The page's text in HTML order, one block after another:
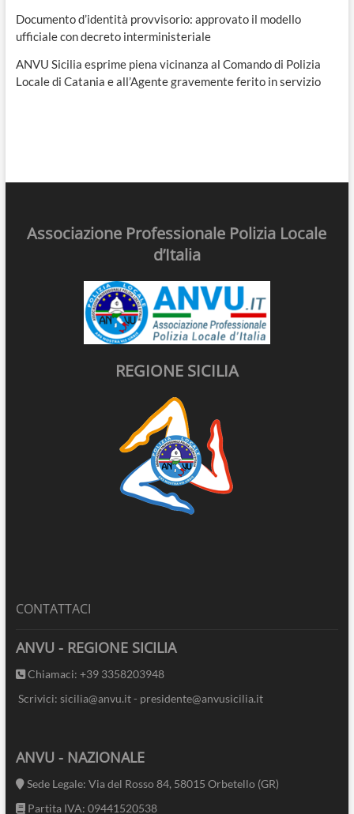
Documento d’identità provvisorio: approvato il modello
ufficiale con decreto interministeriale
ANVU Sicilia esprime piena vicinanza al Comando di Polizia
Locale di Catania e all’Agente gravemente ferito in servizio
Associazione Professionale Polizia Locale
d’Italia
REGIONE SICILIA
CONTATTACI
ANVU - REGIONE SICILIA
Chiamaci: +39 3358203948
Scrivici: sicilia@anvu.it - presidente@anvusicilia.it
ANVU - NAZIONALE
Sede Legale: Via del Rosso 84, 58015 Orbetello (GR)
Partita IVA: 09441520538